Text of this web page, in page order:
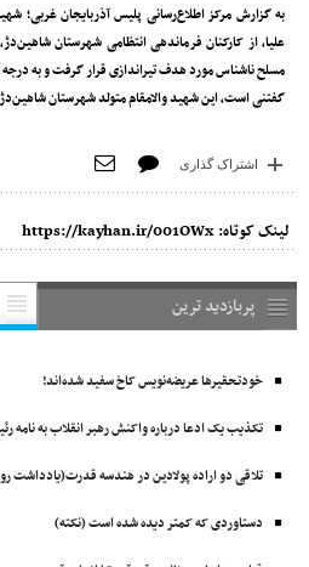
به گزارش مرکز اطلاع‌رسانی پلیس آذربایجان غربی؛
علیا، از کارکنان فرماندهی انتظامی شهرستان
مسلح ناشناس مورد هدف تیراندازی قرار گرفت و به
گفتنی است، این شهید والامقام متولد شهرستان
اشتراک گذاری
لینک کوتاه: https://kayhan.ir/001OWx
پربازدید ترین
خودتحقیرها عریضه‌نویس کاخ سفید شده‌اند!
تکذیب یک ادعا درباره واکنش رهبر انقلاب به نامه
تلاقی دو اراده پولادین در هندسه قدرت(یادداشت
دستاوردی که کمتر دیده شده است (نکته)